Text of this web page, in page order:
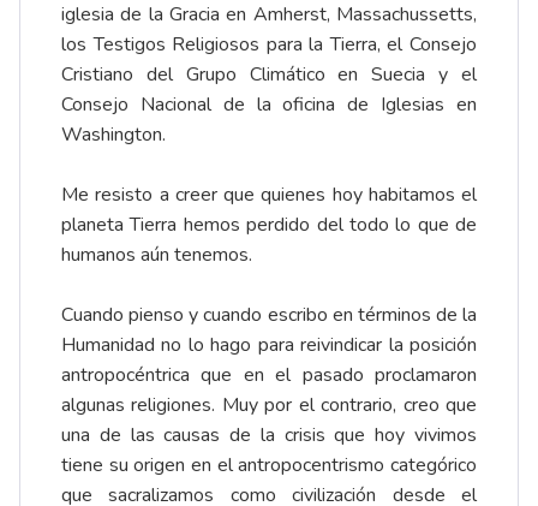
iglesia de la Gracia en Amherst, Massachussetts,
los Testigos Religiosos para la Tierra, el Consejo
Cristiano del Grupo Climático en Suecia y el
Consejo Nacional de la oficina de Iglesias en
Washington.
Me resisto a creer que quienes hoy habitamos el
planeta Tierra hemos perdido del todo lo que de
humanos aún tenemos.
Cuando pienso y cuando escribo en términos de la
Humanidad no lo hago para reivindicar la posición
antropocéntrica que en el pasado proclamaron
algunas religiones. Muy por el contrario, creo que
una de las causas de la crisis que hoy vivimos
tiene su origen en el antropocentrismo categórico
que sacralizamos como civilización desde el